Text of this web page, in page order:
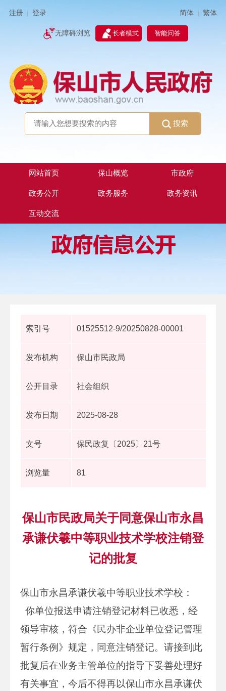
注册 登录 简体 | 繁体
无障碍浏览 长者模式 智能问答
搜索
网站首页 保山概览 市政府
政务公开 政务服务 政务资讯
互动交流
索引号 01525512-9/20250828-00001
发布机构 保山市民政局
公开目录 社会组织
发布日期 2025-08-28
文号 保民政复〔2025〕21号
浏览量 81
保山市民政局关于同意保山市永昌
承谦伏羲中等职业技术学校注销登
记的批复
保山市永昌承谦伏羲中等职业技术学校：
你单位报送申请注销登记材料已收悉，经
领导审核，符合《民办非企业单位登记管理
暂行条例》规定，同意注销登记。请接到此
批复后在业务主管单位的指导下妥善处理好
有关事宜，今后不得再以保山市永昌承谦伏